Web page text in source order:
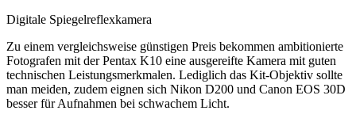
Digitale Spiegelreflexkamera
Zu einem vergleichsweise günstigen Preis bekommen ambitionierte
Fotografen mit der Pentax K10 eine ausgereifte Kamera mit guten
technischen Leistungsmerkmalen. Lediglich das Kit-Objektiv sollte
man meiden, zudem eignen sich Nikon D200 und Canon EOS 30D
besser für Aufnahmen bei schwachem Licht.